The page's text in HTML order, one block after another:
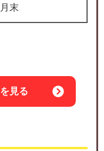
末
見る